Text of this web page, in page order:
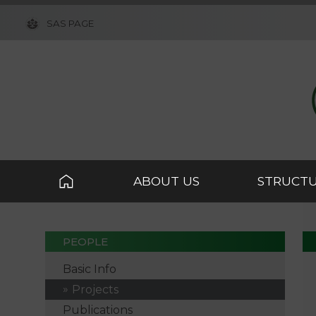
SAS PAGE
ABOUT US
PEOPLE
Basic Info
Projects
Publications